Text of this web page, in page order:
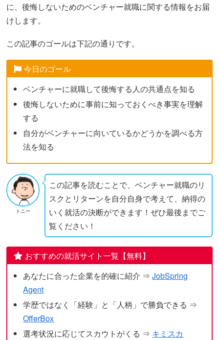
に、後悔しないためのベンチャー就職に関する情報をお届
けします。
この記事のゴールは下記の通りです。
今日のゴール
ベンチャーに就職して後悔する人の共通点を知る
後悔しないために事前に知っておくべき事実を理解
する
自分がベンチャーに向いているかどうかを調べる方
法を知る
トニー
この記事を読むことで、ベンチャー就職のリ
スクとリターンを自分自身で考えて、納得の
いく就活の決断ができます！ぜひ最後までご
覧ください！
おすすめの就活サイト一覧【無料】
あなたに合った企業を的確に紹介 ⇒JobSpring
Agent
学歴ではなく「経験」と「人柄」で勝負できる ⇒
OfferBox
選考状況に応じてスカウトがくる ⇒ キミスカ